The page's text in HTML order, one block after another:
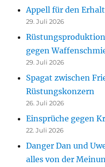
Appell für den
29. Juli 2026
gegen
29. Juli 2026
Spagat zwischen
Rüstungskonzern
26. Juli 2026
Einsprüche gegen
22. Juli 2026
Danger Dan und
alles von der